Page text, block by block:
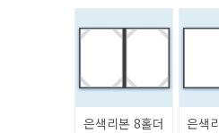
은색리본 8홀더 은색